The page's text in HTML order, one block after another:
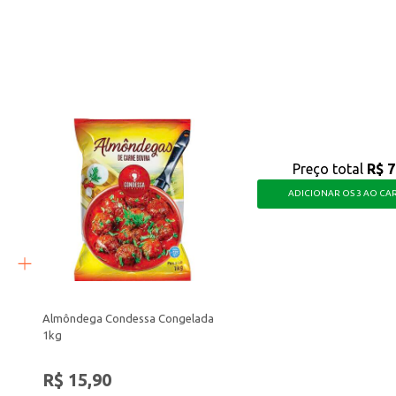
Almôndega Condessa Congelada
1kg
R$ 15,90
Preço total R$
ADICIONAR OS 3 AO